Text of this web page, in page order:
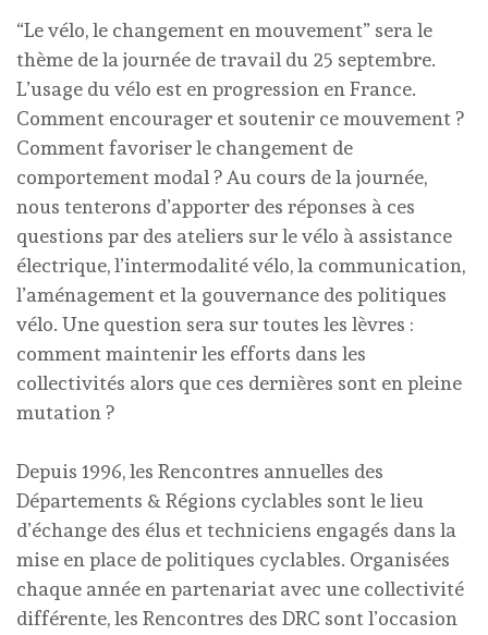
“Le vélo, le changement en mouvement” sera le
thème de la journée de travail du 25 septembre.
L’usage du vélo est en progression en France.
Comment encourager et soutenir ce mouvement ?
Comment favoriser le changement de
comportement modal ? Au cours de la journée,
nous tenterons d’apporter des réponses à ces
questions par des ateliers sur le vélo à assistance
électrique, l’intermodalité vélo, la communication,
l’aménagement et la gouvernance des politiques
vélo. Une question sera sur toutes les lèvres :
comment maintenir les efforts dans les
collectivités alors que ces dernières sont en pleine
mutation ?
Depuis 1996, les Rencontres annuelles des
Départements & Régions cyclables sont le lieu
d’échange des élus et techniciens engagés dans la
mise en place de politiques cyclables. Organisées
chaque année en partenariat avec une collectivité
différente, les Rencontres des DRC sont l’occasion